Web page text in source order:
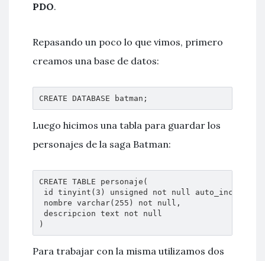
PDO.
Repasando un poco lo que vimos, primero
creamos una base de datos:
CREATE DATABASE batman;
Luego hicimos una tabla para guardar los
personajes de la saga Batman:
CREATE TABLE personaje(
id tinyint(3) unsigned not null auto_increment
nombre varchar(255) not null,
descripcion text not null
)
Para trabajar con la misma utilizamos dos